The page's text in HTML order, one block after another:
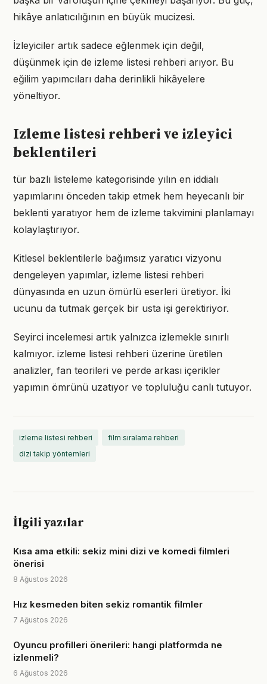
hikâye anlatıcılığının en büyük mucizesi.
İzleyiciler artık sadece eğlenmek için değil,
düşünmek için de izleme listesi rehberi arıyor. Bu
eğilim yapımcıları daha derinlikli hikâyelere
yöneltiyor.
Izleme listesi rehberi ve izleyici
beklentileri
tür bazlı listeleme kategorisinde yılın en iddialı
yapımlarını önceden takip etmek hem heyecanlı bir
beklenti yaratıyor hem de izleme takvimini planlamayı
kolaylaştırıyor.
Kitlesel beklentilerle bağımsız yaratıcı vizyonu
dengeleyen yapımlar, izleme listesi rehberi
dünyasında en uzun ömürlü eserleri üretiyor. İki
ucunu da tutmak gerçek bir usta işi gerektiriyor.
Seyirci incelemesi artık yalnızca izlemekle sınırlı
kalmıyor. izleme listesi rehberi üzerine üretilen
analizler, fan teorileri ve perde arkası içerikler
yapımın ömrünü uzatıyor ve topluluğu canlı tutuyor.
izleme listesi rehberi
film sıralama rehberi
dizi takip yöntemleri
İlgili yazılar
Kısa ama etkili: sekiz mini dizi ve komedi filmleri
önerisi
8 Ağustos 2026
Hız kesmeden biten sekiz romantik filmler
7 Ağustos 2026
Oyuncu profilleri önerileri: hangi platformda ne
izlenmeli?
6 Ağustos 2026